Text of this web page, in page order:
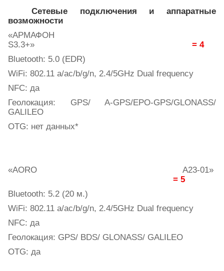
Сетевые подключения и аппаратные
возможности
«АРМАФОН
S3.3+» = 4
Bluetooth: 5.0 (EDR)
WiFi: 802.11 a/ac/b/g/n, 2.4/5GHz Dual frequency
NFC: да
Геолокация: GPS/ A-GPS/EPO-GPS/GLONASS/
GALILEO
OTG: нет данных*
«AORO A23-01»
= 5
Bluetooth: 5.2 (20 м.)
WiFi: 802.11 a/ac/b/g/n, 2.4/5GHz Dual frequency
NFC: да
Геолокация: GPS/ BDS/ GLONASS/ GALILEO
OTG: да